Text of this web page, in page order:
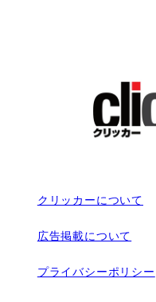
クリッカーについて
広告掲載について
プライバシーポリシー